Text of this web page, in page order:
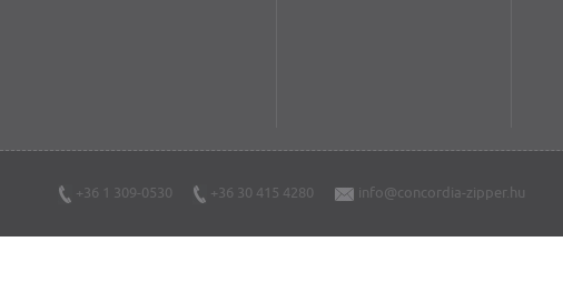
+36 1 309-0530 +36 30 415 4280 info@concordia-zipper.hu